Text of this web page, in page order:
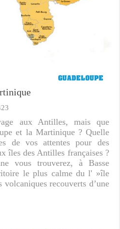
aux Antilles, mais que
et la Martinique ? Quelle
de vos attentes pour des
îles des Antilles françaises ?
vous trouverez, à Basse
le plus calme du l' »île
recouverts d’une